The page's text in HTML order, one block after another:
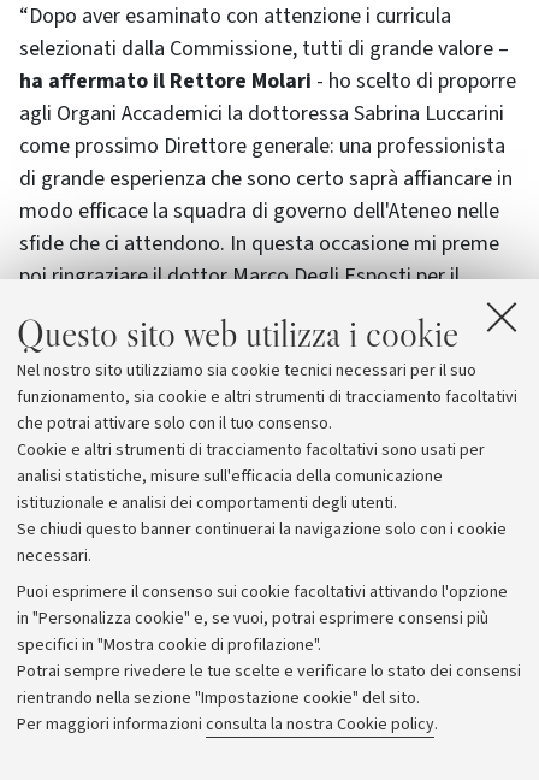
Questo sito web utilizza i cookie
Nel nostro sito utilizziamo sia cookie tecnici necessari per il suo
funzionamento, sia cookie e altri strumenti di tracciamento facoltativi
che potrai attivare solo con il tuo consenso.
Cookie e altri strumenti di tracciamento facoltativi sono usati per
analisi statistiche, misure sull'efficacia della comunicazione
istituzionale e analisi dei comportamenti degli utenti.
Se chiudi questo banner continuerai la navigazione solo con i cookie
necessari.
Puoi esprimere il consenso sui cookie facoltativi attivando l'opzione
in "Personalizza cookie" e, se vuoi, potrai esprimere consensi più
specifici in "Mostra cookie di profilazione".
Potrai sempre rivedere le tue scelte e verificare lo stato dei consensi
rientrando nella sezione "Impostazione cookie" del sito.
Per maggiori informazioni consulta la nostra Cookie policy.
“Dopo aver esaminato con attenzione i curricula
selezionati dalla Commissione, tutti di grande valore –
ha affermato il Rettore Molari - ho scelto di proporre
agli Organi Accademici la dottoressa Sabrina Luccarini
come prossimo Direttore generale: una professionista
di grande esperienza che sono certo saprà affiancare in
modo efficace la squadra di governo dell'Ateneo nelle
sfide che ci attendono. In questa occasione mi preme
poi ringraziare il dottor Marco Degli Esposti per il
lavoro svolto in questi anni come Direttore generale,
sempre improntato a grande competenza e
professionalità".
Archivio
Comunicati stampa
Redazione
Rassegna stampa